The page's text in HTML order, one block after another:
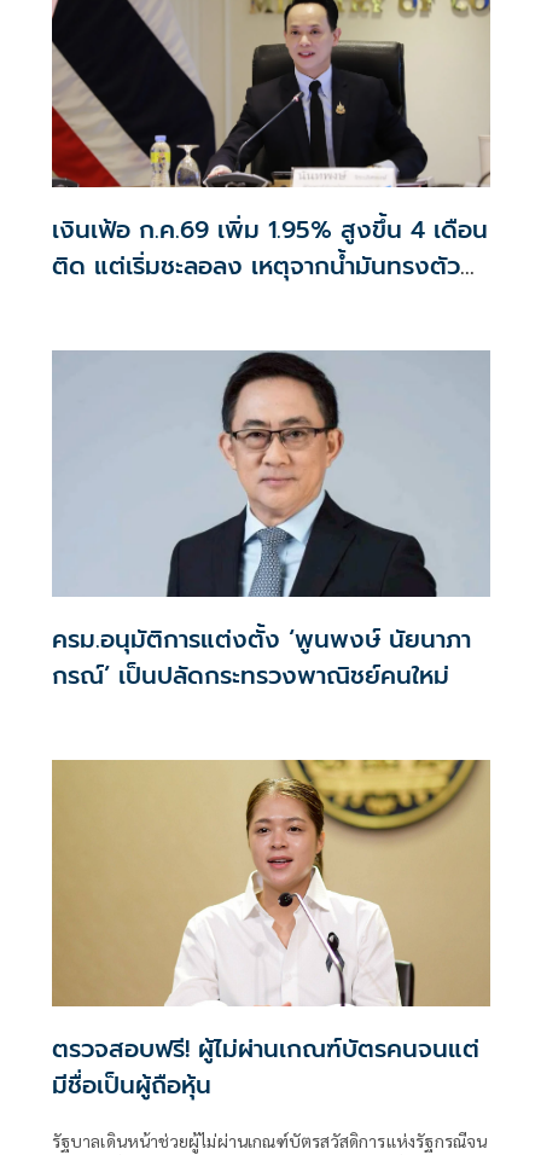
เงินเฟ้อ ก.ค.69 เพิ่ม 1.95% สูงขึ้น 4 เดือน
ติด แต่เริ่มชะลอลง เหตุจากน้ำมันทรงตัว
ครม.อนุมัติการแต่งตั้ง ‘พูนพงษ์ นัยนาภา
กรณ์’ เป็นปลัดกระทรวงพาณิชย์คนใหม่
ตรวจสอบฟรี! ผู้ไม่ผ่านเกณฑ์บัตรคนจนแต่
มีชื่อเป็นผู้ถือหุ้น
รัฐบาลเดินหน้าช่วยผู้ไม่ผ่านเกณฑ์บัตรสวัสดิการแห่งรัฐกรณีจน